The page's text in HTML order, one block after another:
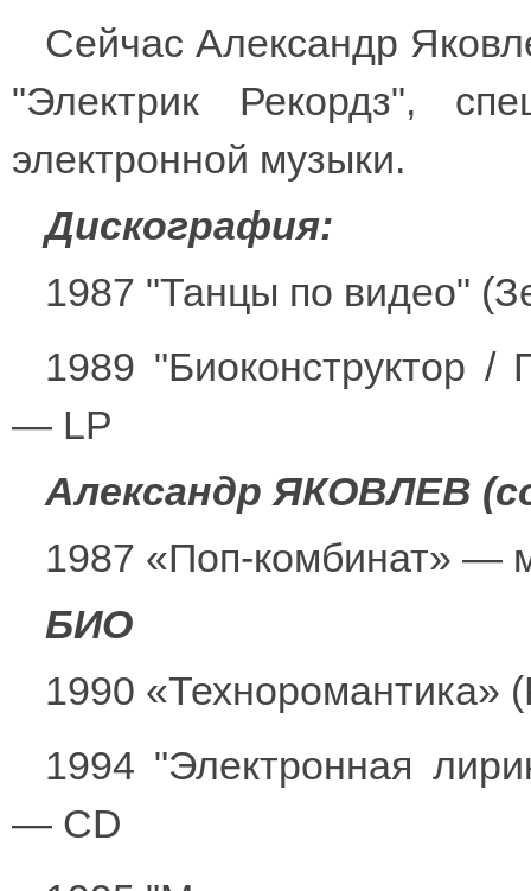
Сейчас Александр
"Электрик Рекордз",
электронной музыки.
Дискография:
1987 "Танцы по видео"
1989 "Биоконструктор
— LP
Александр ЯКОВЛЕВ
1987 «Поп-комбинат» —
БИО
1990 «Техноромантика»
1994 "Электронная
— CD